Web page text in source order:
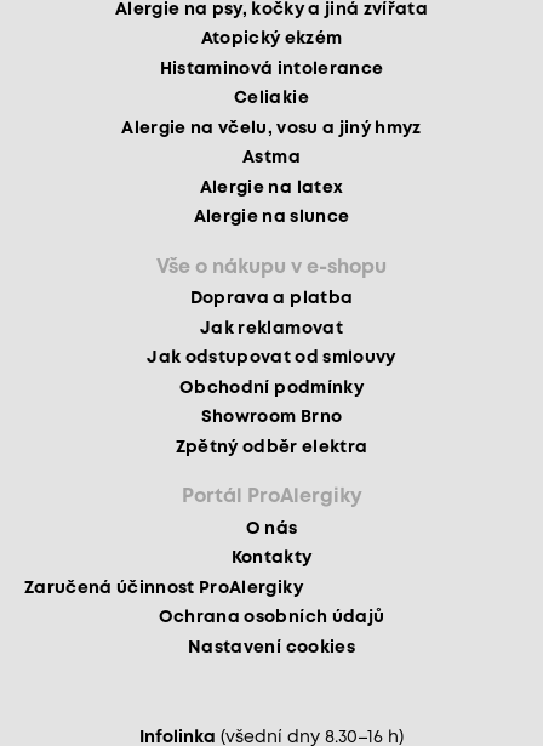
Alergie na psy, kočky a jiná zvířata
Atopický ekzém
Histaminová intolerance
Celiakie
Alergie na včelu, vosu a jiný hmyz
Astma
Alergie na latex
Alergie na slunce
Vše o nákupu v e-shopu
Doprava a platba
Jak reklamovat
Jak odstupovat od smlouvy
Obchodní podmínky
Showroom Brno
Zpětný odběr elektra
Portál ProAlergiky
O nás
Kontakty
Zaručená účinnost ProAlergiky
Ochrana osobních údajů
Nastavení cookies
Infolinka (všední dny 8.30–16 h)